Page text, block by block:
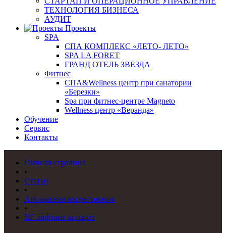
ТЕХНОЛОГИЯ БИЗНЕСА
АУДИТ
Проекты
SPA
СПА КОМПЛЕКС «ЛЕТО- ЛЕТО»
SPA LA FORET
ГРАНД ОТЕЛЬ ЗВЕЗДА
Фитнес
СПА&Wellness центр при санатории
«Березки»
Spa при фитнес-центре Magneto
Wellness центр «Веранда»
Обучение
Сервис
Контакты
Главная страница
•
Статьи
•
Аппаратная косметология
•
RF лифтинг аппарат